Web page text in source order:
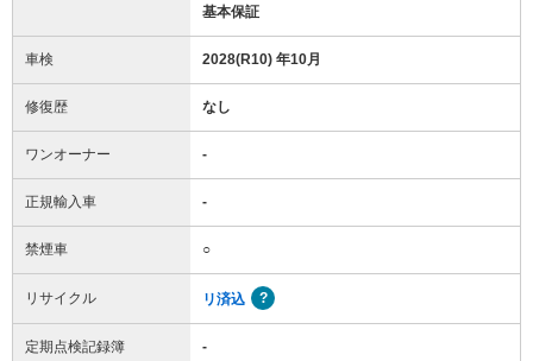
基本保証
車検 2028(R10) 年10月
修復歴 なし
ワンオーナー -
正規輸入車 -
禁煙車 ○
リサイクル リ済込
定期点検記録簿 -